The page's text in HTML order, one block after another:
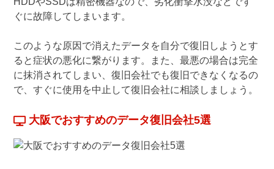
ぐに故障してしまいます。
このような原因で消えたデータを自分で復旧しようとす
ると症状の悪化に繋がります。また、最悪の場合は完全
に抹消されてしまい、復旧会社でも復旧できなくなるの
で、すぐに使用を中止して復旧会社に相談しましょう。
大阪でおすすめのデータ復旧会社5選